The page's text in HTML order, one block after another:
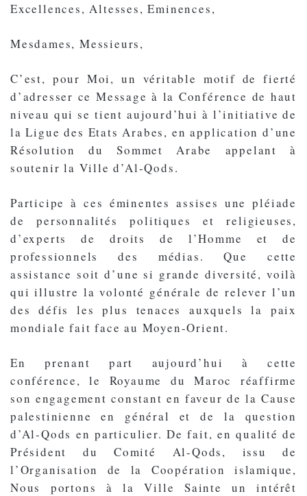
Excellences, Altesses, Eminences,
Mesdames, Messieurs,
C’est, pour Moi, un véritable motif de fierté
d’adresser ce Message à la Conférence de haut
niveau qui se tient aujourd’hui à l’initiative de
la Ligue des Etats Arabes, en application d’une
Résolution du Sommet Arabe appelant à
soutenir la Ville d’Al-Qods.
Participe à ces éminentes assises une pléiade
de personnalités politiques et religieuses,
d’experts de droits de l’Homme et de
professionnels des médias. Que cette
assistance soit d’une si grande diversité, voilà
qui illustre la volonté générale de relever l’un
des défis les plus tenaces auxquels la paix
mondiale fait face au Moyen-Orient.
En prenant part aujourd’hui à cette
conférence, le Royaume du Maroc réaffirme
son engagement constant en faveur de la Cause
palestinienne en général et de la question
d’Al-Qods en particulier. De fait, en qualité de
Président du Comité Al-Qods, issu de
l’Organisation de la Coopération islamique,
Nous portons à la Ville Sainte un intérêt